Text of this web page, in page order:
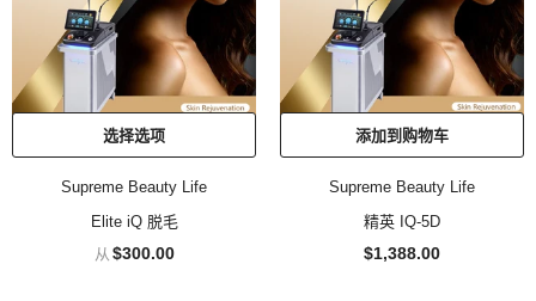
选择选项
Supreme Beauty Life
Elite iQ 脱毛
从 $300.00
添加到购物车
Supreme Beauty Life
精英 IQ-5D
$1,388.00